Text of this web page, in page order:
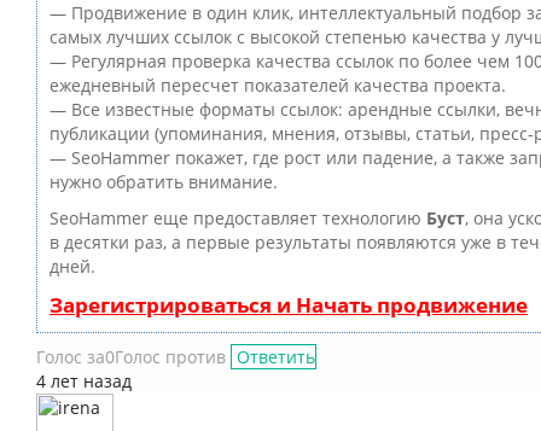
— Продвижение в один клик, интеллектуальный подбор
самых лучших ссылок с высокой степенью качества у
— Регулярная проверка качества ссылок по более чем
ежедневный пересчет показателей качества проекта.
— Все известные форматы ссылок: арендные ссылки,
публикации (упоминания, мнения, отзывы, статьи, пресс-
— SeoHammer покажет, где рост или падение, а также
нужно обратить внимание.
SeoHammer еще предоставляет технологию Буст, она
в десятки раз, а первые результаты появляются уже в
дней.
Зарегистрироваться и Начать продвижение
Голос за0Голос против Ответить
4 лет назад